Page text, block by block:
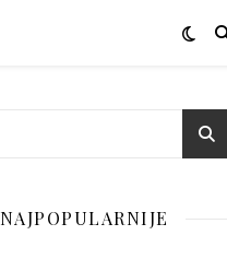
NAJPOPULARNIJE